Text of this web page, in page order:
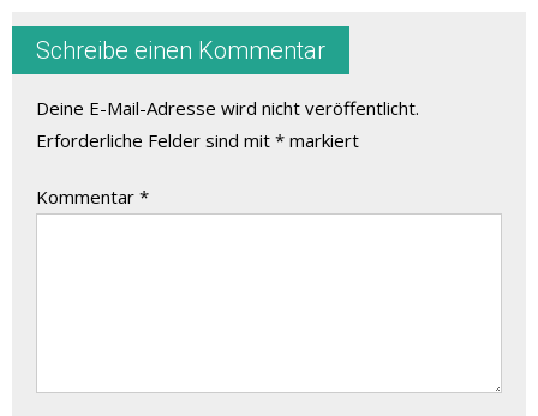
Schreibe einen Kommentar
Deine E-Mail-Adresse wird nicht veröffentlicht.
Erforderliche Felder sind mit * markiert
Kommentar *